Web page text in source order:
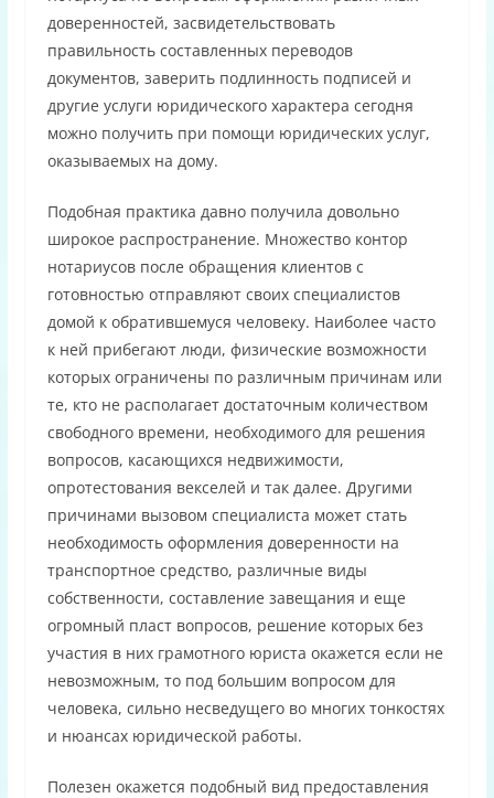
доверенностей, засвидетельствовать
правильность составленных переводов
документов, заверить подлинность подписей и
другие услуги юридического характера сегодня
можно получить при помощи юридических услуг,
оказываемых на дому.
Подобная практика давно получила довольно
широкое распространение. Множество контор
нотариусов после обращения клиентов с
готовностью отправляют своих специалистов
домой к обратившемуся человеку. Наиболее часто
к ней прибегают люди, физические возможности
которых ограничены по различным причинам или
те, кто не располагает достаточным количеством
свободного времени, необходимого для решения
вопросов, касающихся недвижимости,
опротестования векселей и так далее. Другими
причинами вызовом специалиста может стать
необходимость оформления доверенности на
транспортное средство, различные виды
собственности, составление завещания и еще
огромный пласт вопросов, решение которых без
участия в них грамотного юриста окажется если не
невозможным, то под большим вопросом для
человека, сильно несведущего во многих тонкостях
и нюансах юридической работы.
Полезен окажется подобный вид предоставления